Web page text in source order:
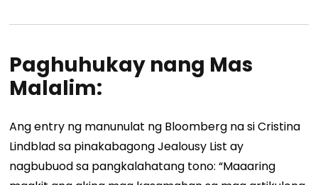
Paghuhukay nang Mas
Malalim:
Ang entry ng manunulat ng Bloomberg na si Cristina
Lindblad sa pinakabagong Jealousy List ay
nagbubuod sa pangkalahatang tono: “Maaaring